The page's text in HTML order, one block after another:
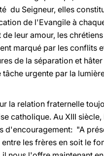
du Seigneur, elles
de l'Evangile à
leur amour, les
marqué par les conflits
de la séparation et
urgente par la
la relation fraternelle
catholique. Au XIII siècle,
d'encouragement: "A
les frères en soit le